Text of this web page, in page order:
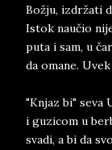
Božju, izdržati
Istok naučio
puta i sam, u
da omane.
"Knjaz bi" seva
i guzicom u
svadi, a bi da